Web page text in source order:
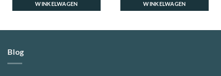
WINKELWAGEN
WINKELWAGEN
Blog